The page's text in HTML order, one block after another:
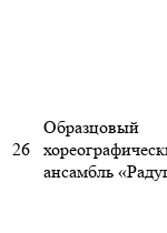
26
Образцовый
ансамбль